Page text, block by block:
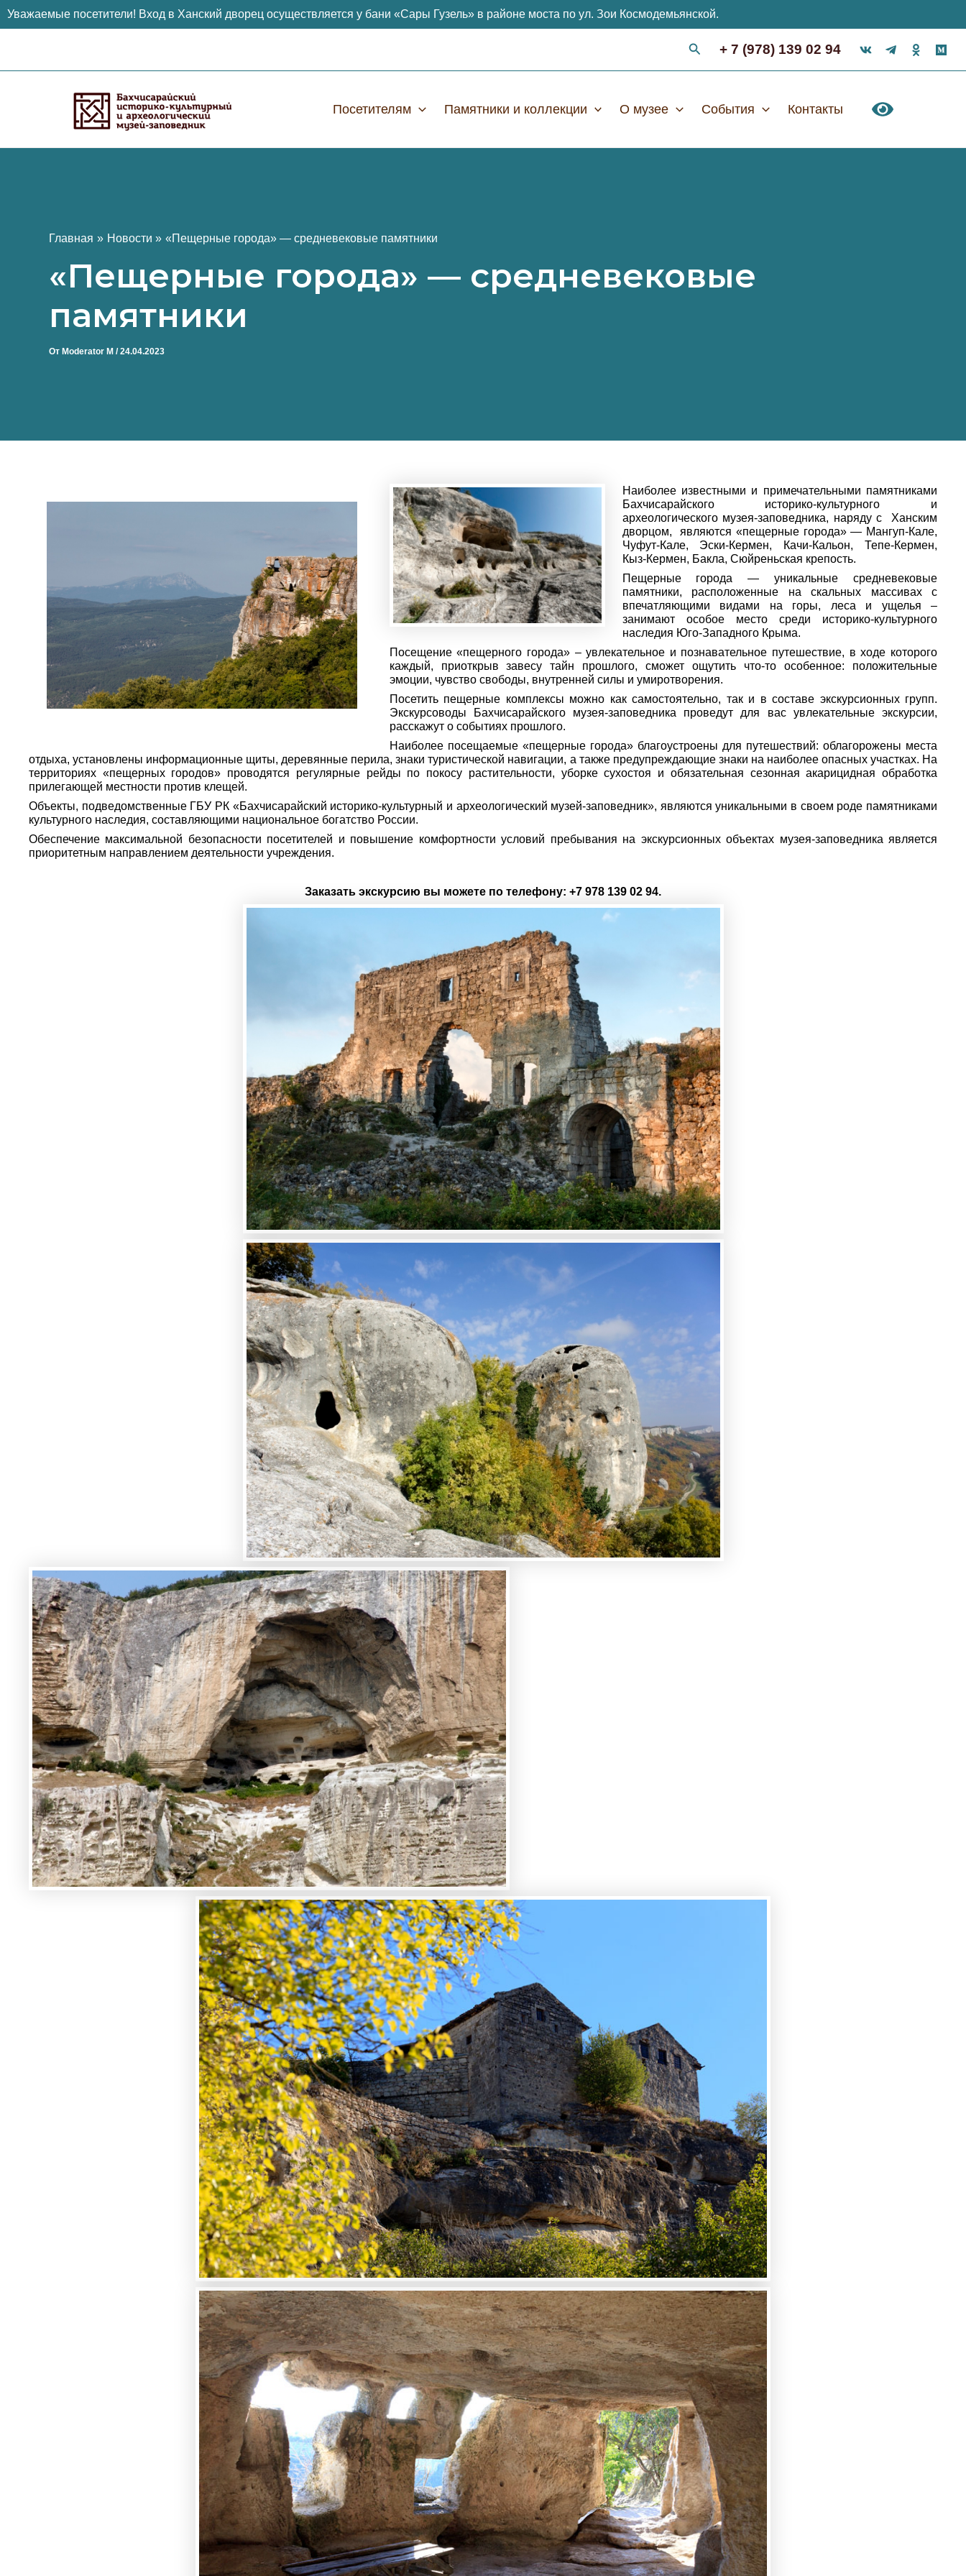
Уважаемые посетители! Вход в Ханский дворец осуществляется у бани «Сары Гузель» в районе моста по ул. Зои Космодемьянской.
+ 7 (978) 139 02 94
Посетителям Памятники и коллекции О музее События Контакты
Главная Новости «Пещерные города» — средневековые памятники
«Пещерные города» — средневековые
памятники
От Moderator M /24.04.2023
Наиболее известными и примечательными памятниками
Бахчисарайского историко-культурного и
археологического музея-заповедника, наряду с Ханским
дворцом, являются «пещерные города» — Мангуп-Кале,
Чуфут-Кале, Эски-Кермен, Качи-Кальон, Тепе-Кермен,
Кыз-Кермен, Бакла, Сюйреньская крепость.
Пещерные города — уникальные средневековые
памятники, расположенные на скальных массивах с
впечатляющими видами на горы, леса и ущелья –
занимают особое место среди историко-культурного
наследия Юго-Западного Крыма.
Посещение «пещерного города» – увлекательное и познавательное путешествие, в ходе которого
каждый, приоткрыв завесу тайн прошлого, сможет ощутить что-то особенное: положительные
эмоции, чувство свободы, внутренней силы и умиротворения.
Посетить пещерные комплексы можно как самостоятельно, так и в составе экскурсионных групп.
Экскурсоводы Бахчисарайского музея-заповедника проведут для вас увлекательные экскурсии,
расскажут о событиях прошлого.
Наиболее посещаемые «пещерные города» благоустроены для путешествий: облагорожены места
отдыха, установлены информационные щиты, деревянные перила, знаки туристической навигации, а также предупреждающие знаки на наиболее опасных участках. На
территориях «пещерных городов» проводятся регулярные рейды по покосу растительности, уборке сухостоя и обязательная сезонная акарицидная обработка
прилегающей местности против клещей.
Объекты, подведомственные ГБУ РК «Бахчисарайский историко-культурный и археологический музей-заповедник», являются уникальными в своем роде памятниками
культурного наследия, составляющими национальное богатство России.
Обеспечение максимальной безопасности посетителей и повышение комфортности условий пребывания на экскурсионных объектах музея-заповедника является
приоритетным направлением деятельности учреждения.
Заказать экскурсию вы можете по телефону: +7 978 139 02 94.